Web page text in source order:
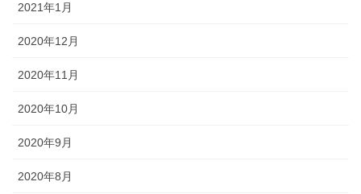
2021年1月
2020年12月
2020年11月
2020年10月
2020年9月
2020年8月